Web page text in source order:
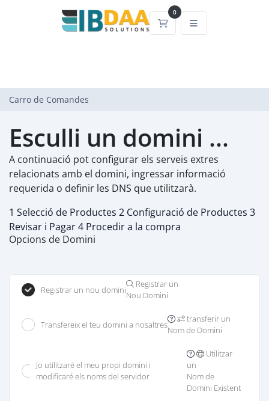
0
Carro de Comandes
Carro de Comandes
Esculli un domini ...
A continuació pot configurar els serveis extres
relacionats amb el domini, ingressar informació
requerida o definir les DNS que utilitzarà.
1 Selecció de Productes 2 Configuració de Productes 3
Revisar i Pagar4 Procedir a la compra
Opcions de Domini
Registrar un nou domini
Registrar un
Nou Domini
Transfereix el teu domini a nosaltres
transferir un
Nom de Domini
Jo utilitzaré el meu propi domini i
modificaré els noms del servidor
Utilitzar
un
Nom de
Domini Existent